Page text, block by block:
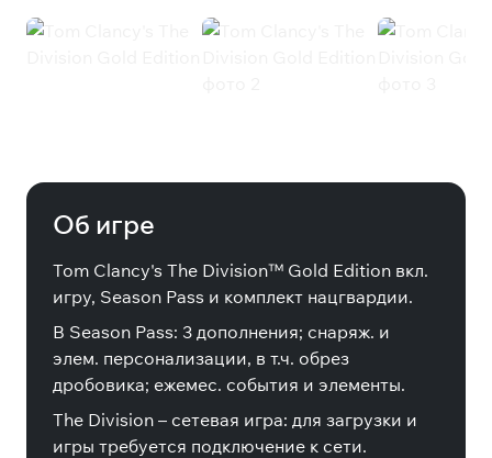
Об игре
Tom Clancy's The Division™ Gold Edition вкл.
игру, Season Pass и комплект нацгвардии.
В Season Pass: 3 дополнения; снаряж. и
элем. персонализации, в т.ч. обрез
дробовика; ежемес. события и элементы.
The Division – сетевая игра: для загрузки и
игры требуется подключение к сети.